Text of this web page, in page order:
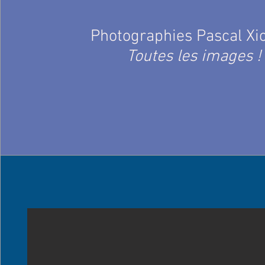
Photographies Pascal
Toutes les images !